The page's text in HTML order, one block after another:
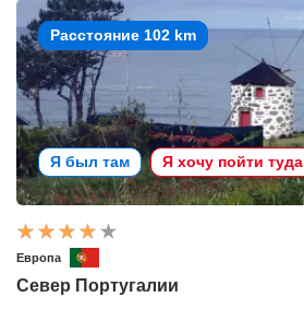
Расстояние 102 km
Я был там Я хочу пойти туда
Европа
Север Португалии